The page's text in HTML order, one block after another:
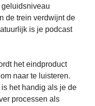
de trein verdwijnt de
is je podcast
het eindproduct
naar te luisteren.
het handig als je de
processen als